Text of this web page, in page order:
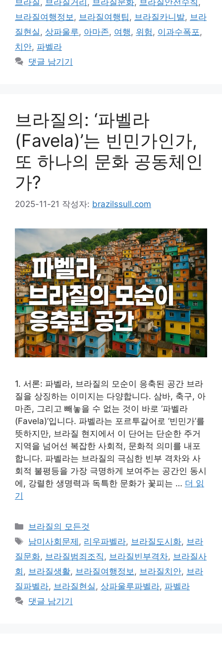
리
브라질여행정보 , 브라질여행팁 , 브라질카니발, 브라
질현실 , 상파울루, 아마존, 여행 , 위험 , 이과수폭포 ,
치안, 파벨라
댓글 남기기
브라질의: ‘파벨라
(Favela)’는 빈민가인가,
또 하나의 문화 공동체인
가?
2025-11-21 작성자: brazilssull.com
1. 서론: 파벨라, 브라질의 모순이 응축된 공간 브라
질을 상징하는 이미지는 다양합니다. 삼바, 축구, 아
마존, 그리고 빼놓을 수 없는 것이 바로 ‘파벨라
(Favela)’입니다. 파벨라는 포르투갈어로 ‘빈민가’를
뜻하지만, 브라질 현지에서 이 단어는 단순한 주거
지역을 넘어선 복잡한 사회적, 문화적 의미를 내포
합니다. 파벨라는 브라질의 극심한 빈부 격차와 사
회적 불평등을 가장 극명하게 보여주는 공간인 동시
에, 강렬한 생명력과 독특한 문화가 꽃피는 … 더 읽
기
카
테
리
브라질의 모든것
태
그
남미사회문제 , 리우파벨라, 브라질도시화, 브라
질문화, 브라질범죄조직, 브라질빈부격차, 브라질사
회 , 브라질생활, 브라질여행정보, 브라질치안, 브라
질파벨라, 브라질현실, 상파울루파벨라, 파벨라
댓글 남기기